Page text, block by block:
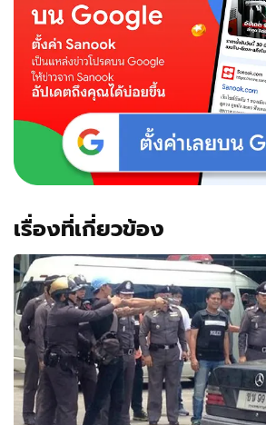
สังหาร
เรื่องที่เกี่ยวข้อง